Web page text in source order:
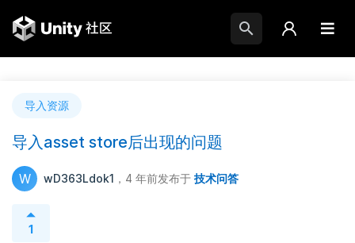
导入资源
导入asset store后出现的问题
W wD363Ldok1 ，4 年前发布于 技术问答
1